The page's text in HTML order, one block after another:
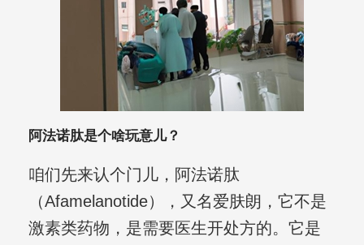
阿法诺肽是个啥玩意儿？
咱们先来认个门儿，阿法诺肽
（Afamelanotide），又名爱肤朗，它不是
激素类药物，是需要医生开处方的。它是